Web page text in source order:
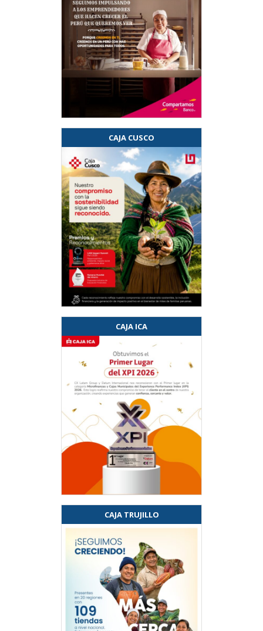
CAJA CUSCO
CAJA ICA
CAJA TRUJILLO